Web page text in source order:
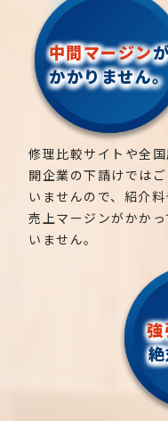
中間マージン
かかりません。
修理比較サイトや全国
開企業の下請けでは
いませんので、紹介料
売上マージンがかかっ
いません。